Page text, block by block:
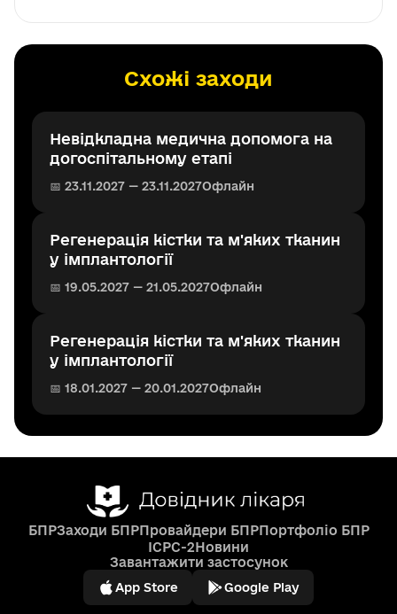
Схожі заходи
Невідкладна медична допомога на
догоспітальному етапі
📅 23.11.2027 — 23.11.2027Офлайн
Регенерація кістки та м'яких тканин
у імплантології
📅 19.05.2027 — 21.05.2027Офлайн
Регенерація кістки та м'яких тканин
у імплантології
📅 18.01.2027 — 20.01.2027Офлайн
БПРЗаходи БПРПровайдери БПРПортфоліо БПР
ICPC-2Новини
Завантажити застосунок
App Store Google Play